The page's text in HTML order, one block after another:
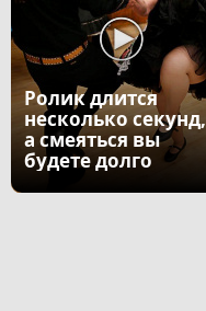
Ролик длится
несколько секунд,
а смеяться вы
будете долго